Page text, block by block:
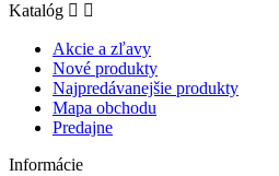
Katalóg  
Akcie a zľavy
Nové produkty
Najpredávanejšie produkty
Mapa obchodu
Predajne
Informácie